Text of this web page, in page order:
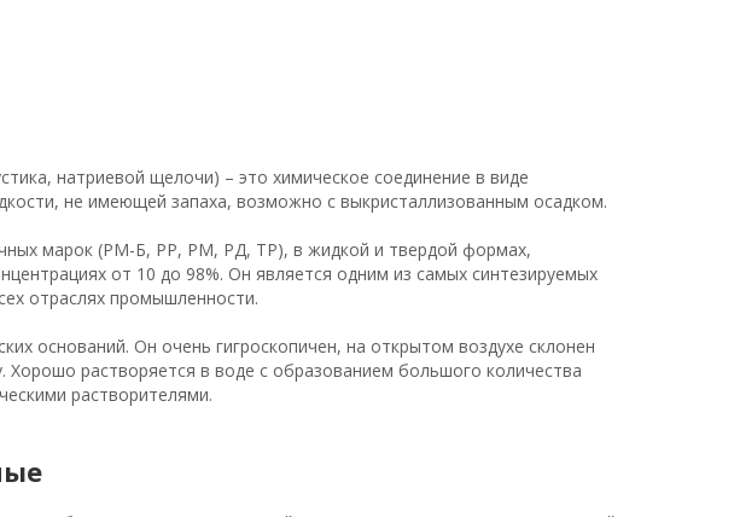
натриевой щелочи) – это химическое соединение в виде
не имеющей запаха, возможно с выкристаллизованным осадком.
марок (РМ-Б, РР, РМ, РД, ТР), в жидкой и твердой формах,
от 10 до 98%. Он является одним из самых синтезируемых
отраслях промышленности.
оснований. Он очень гигроскопичен, на открытом воздухе склонен
Хорошо растворяется в воде с образованием большого количества
растворителями.